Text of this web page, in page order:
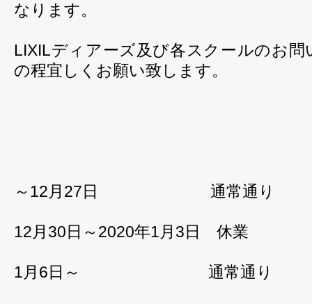
なります。
LIXILディアーズ及び各スクールのお
の程宜しくお願い致します。
～12月27日 通常通り
12月30日～2020年1月3日 休業
1月6日～ 通常通り